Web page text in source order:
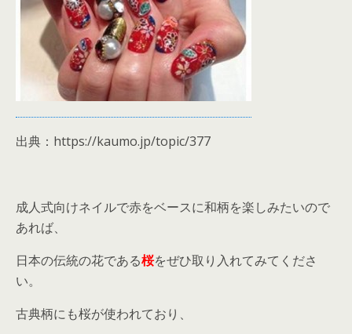
出典：https://kaumo.jp/topic/377
成人式向けネイルで赤をベースに和柄を楽しみたいので
あれば、
日本の伝統の花である桜をぜひ取り入れてみてくださ
い。
古典柄にも桜が使われており、